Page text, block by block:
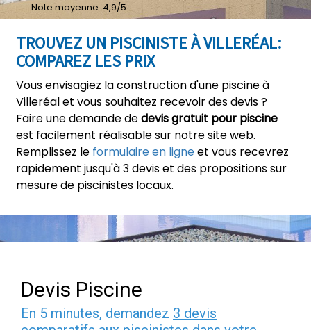
TROUVEZ UN PISCINISTE À VILLERÉAL:
COMPAREZ LES PRIX
Vous envisagiez la construction d'une piscine à
Villeréal et vous souhaitez recevoir des devis ?
Faire une demande dedevis gratuit pour piscine
est facilement réalisable sur notre site web.
Remplissez le formulaire en ligneet vous recevrez
rapidement jusqu'à 3 devis et des propositions sur
mesure de piscinistes locaux.
Note moyenne: 4,9/5
Devis Piscine
En 5 minutes, demandez 3 devis